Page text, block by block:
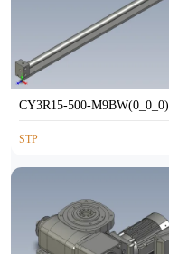
CY3R15-500-M9BW(0_0_0)
STP